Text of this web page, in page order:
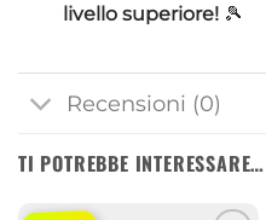
livello superiore!🎾
Recensioni (0)
TI POTREBBE INTERESSARE…